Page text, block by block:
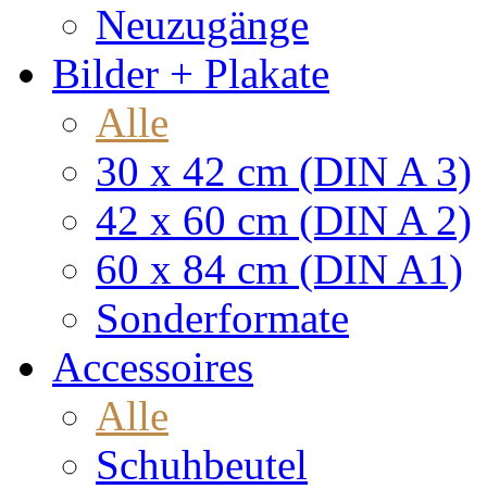
Neuzugänge
Bilder + Plakate
Alle
30 x 42 cm (DIN A 3)
42 x 60 cm (DIN A 2)
60 x 84 cm (DIN A1)
Sonderformate
Accessoires
Alle
Schuhbeutel